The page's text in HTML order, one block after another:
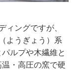
ィングですが、
ようぎょう）系
ルプや木繊維と
・高圧の窯で硬